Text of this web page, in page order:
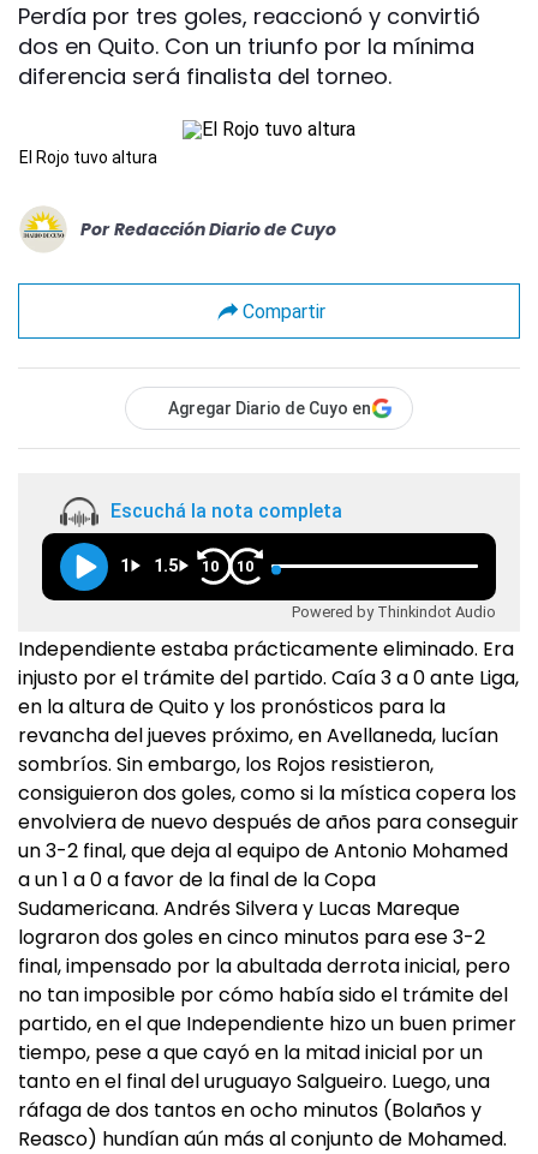
Perdía por tres goles, reaccionó y convirtió
dos en Quito. Con un triunfo por la mínima
diferencia será finalista del torneo.
El Rojo tuvo altura
Por Redacción Diario de Cuyo
Compartir
Agregar Diario de Cuyo en
Escuchá la nota completa
1 1.5 10 10
Powered by Thinkindot Audio
Independiente estaba prácticamente eliminado. Era
injusto por el trámite del partido. Caía 3 a 0 ante Liga,
en la altura de Quito y los pronósticos para la
revancha del jueves próximo, en Avellaneda, lucían
sombríos. Sin embargo, los Rojos resistieron,
consiguieron dos goles, como si la mística copera los
envolviera de nuevo después de años para conseguir
un 3-2 final, que deja al equipo de Antonio Mohamed
a un 1 a 0 a favor de la final de la Copa
Sudamericana. Andrés Silvera y Lucas Mareque
lograron dos goles en cinco minutos para ese 3-2
final, impensado por la abultada derrota inicial, pero
no tan imposible por cómo había sido el trámite del
partido, en el que Independiente hizo un buen primer
tiempo, pese a que cayó en la mitad inicial por un
tanto en el final del uruguayo Salgueiro. Luego, una
ráfaga de dos tantos en ocho minutos (Bolaños y
Reasco) hundían aún más al conjunto de Mohamed.